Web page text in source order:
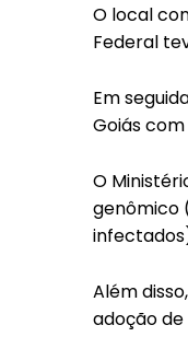
O local
Federal
Em
Goiás
O
genômico
Além
adoção